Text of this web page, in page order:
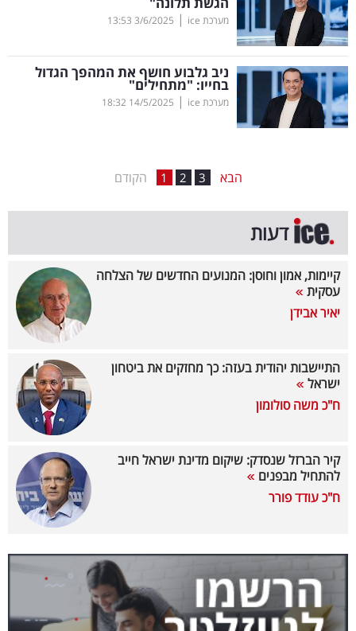
בריאות
תרבות
ופנאי
תיירות
המילון
הכלכלי
פודקאסט
40
ניוזלטרים
מייל
מערכת ice |
3/6/2025
13:53
ניב גלבוע חושף את המהפך הגדול
בחייו: "מתחילים"
מערכת ice |
14/5/2025
18:32
הקודם 1 2 3 הבא
דעות
קיימות, אמון וחוסן: המנועים החדשים של הצלחה
עסקית
יאיר אבידן
התיישבות יהודית בעזה: כך מחזקים את ביטחון
ישראל
ח"כ משה סולומון
קיר הברזל שנסדק: שיקום מדינת ישראל חייב
להתחיל מבפנים
ח"כ עודד פורר